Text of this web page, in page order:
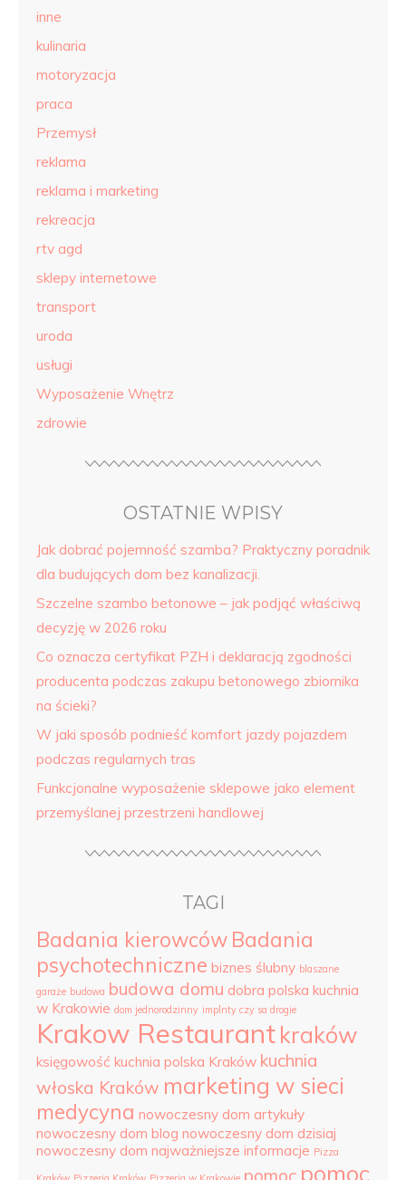
inne
kulinaria
motoryzacja
praca
Przemysł
reklama
reklama i marketing
rekreacja
rtv agd
sklepy internetowe
transport
uroda
usługi
Wyposażenie Wnętrz
zdrowie
OSTATNIE WPISY
Jak dobrać pojemność szamba? Praktyczny poradnik
dla budujących dom bez kanalizacji.
Szczelne szambo betonowe – jak podjąć właściwą
decyzję w 2026 roku
Co oznacza certyfikat PZH i deklaracją zgodności
producenta podczas zakupu betonowego zbiornika
na ścieki?
W jaki sposób podnieść komfort jazdy pojazdem
podczas regularnych tras
Funkcjonalne wyposażenie sklepowe jako element
przemyślanej przestrzeni handlowej
TAGI
Badania kierowców Badania
psychotechniczne biznes ślubny blaszane
garaże budowa budowa domu dobra polska kuchnia
w Krakowie dom jednorodzinny implnty czy sa drogie
Krakow Restaurantkraków
księgowość kuchnia polska Kraków kuchnia
włoska Kraków marketing w sieci
medycyna nowoczesny dom artykuły
nowoczesny dom blog nowoczesny dom dzisiaj
nowoczesny dom najważniejsze informacje Pizza
pomoc pomoc